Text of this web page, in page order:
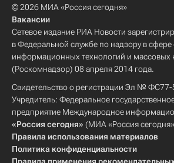
© 2026 МИА «Россия сегодня»
Вакансии
Сетевое издание РИА Новости
в Федеральной службе по надзору в сфере
информационных технологий и массовых
(Роскомнадзор) 08 апреля 2014 года.
Свидетельство о регистрации Эл №
Учредитель: Федеральное
предприятие Международное
«Россия сегодня» (МИА «Россия
Правила использования материалов
Политика конфиденциальности